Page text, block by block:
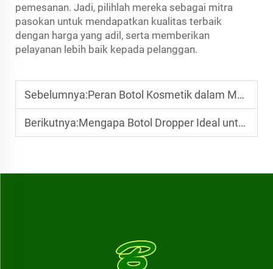
pemesanan. Jadi, pilihlah mereka sebagai mitra
pasokan untuk mendapatkan kualitas terbaik
dengan harga yang adil, serta memberikan
pelayanan lebih baik kepada pelanggan.
Sebelumnya:Peran Botol Kosmetik dalam Mempertahankan Bahan Aktif dan Aroma
Berikutnya:Mengapa Botol Dropper Ideal untuk Aplikasi Terkendali Serum dan Minyak